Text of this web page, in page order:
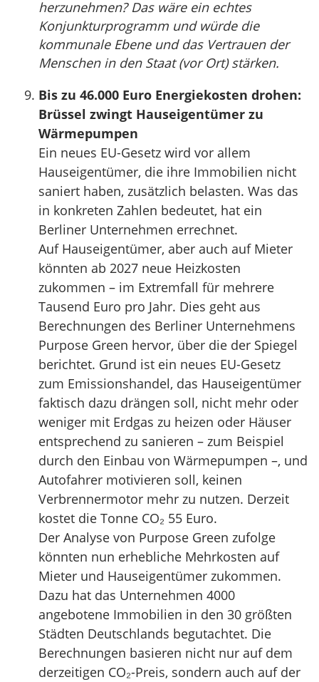
herzunehmen? Das wäre ein echtes
Konjunkturprogramm und würde die
kommunale Ebene und das Vertrauen der
Menschen in den Staat (vor Ort) stärken.
Bis zu 46.000 Euro Energiekosten drohen:
Brüssel zwingt Hauseigentümer zu
Wärmepumpen
Ein neues EU-Gesetz wird vor allem
Hauseigentümer, die ihre Immobilien nicht
saniert haben, zusätzlich belasten. Was das
in konkreten Zahlen bedeutet, hat ein
Berliner Unternehmen errechnet.
Auf Hauseigentümer, aber auch auf Mieter
könnten ab 2027 neue Heizkosten
zukommen – im Extremfall für mehrere
Tausend Euro pro Jahr. Dies geht aus
Berechnungen des Berliner Unternehmens
Purpose Green hervor, über die der Spiegel
berichtet. Grund ist ein neues EU-Gesetz
zum Emissionshandel, das Hauseigentümer
faktisch dazu drängen soll, nicht mehr oder
weniger mit Erdgas zu heizen oder Häuser
entsprechend zu sanieren – zum Beispiel
durch den Einbau von Wärmepumpen –, und
Autofahrer motivieren soll, keinen
Verbrennermotor mehr zu nutzen. Derzeit
kostet die Tonne CO₂ 55 Euro.
Der Analyse von Purpose Green zufolge
könnten nun erhebliche Mehrkosten auf
Mieter und Hauseigentümer zukommen.
Dazu hat das Unternehmen 4000
angebotene Immobilien in den 30 größten
Städten Deutschlands begutachtet. Die
Berechnungen basieren nicht nur auf dem
derzeitigen CO₂-Preis, sondern auch auf der